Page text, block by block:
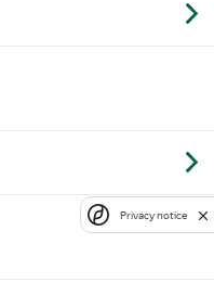
Privacy notice